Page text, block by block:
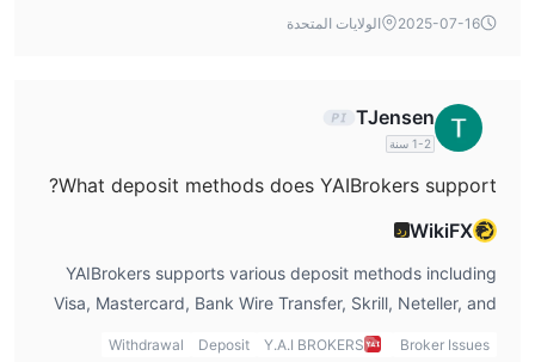
original form.
2025-07-16
الولايات المتحدة
TJensen
1-2 سنة
What deposit methods does YAIBrokers support?
WikiFXرد
YAIBrokers supports various deposit methods including
Visa, Mastercard, Bank Wire Transfer, Skrill, Neteller, and
Internal Transfer.
Broker Issues
Y.A.I BROKERS
Deposit
Withdrawal